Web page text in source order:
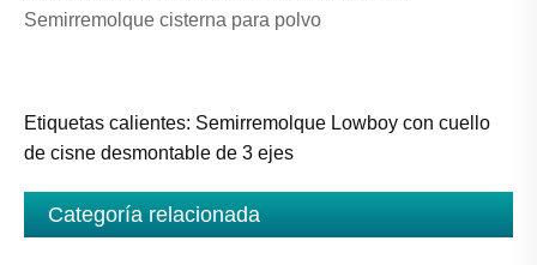
Semirremolque cisterna para polvo
Etiquetas calientes: Semirremolque Lowboy con cuello
de cisne desmontable de 3 ejes
Categoría relacionada